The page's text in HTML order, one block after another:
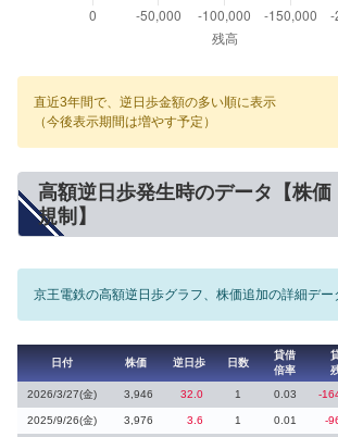
直近3年間で、逆日歩金額の多い順に表示
（今後表示期間は増やす予定）
高額逆日歩発生時のデータ【株価
規制】
京王電鉄の高額逆日歩グラフ、株価追加の詳細デー
日付 株価 逆日歩 日数
貸借
倍率
2026/3/27(金) 3,946 32.0 1 0.03 -
2025/9/26(金) 3,976 3.6 1 0.01 -